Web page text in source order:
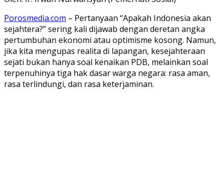
Porosmedia.com – ​Pertanyaan “Apakah Indonesia akan
sejahtera?” sering kali dijawab dengan deretan angka
pertumbuhan ekonomi atau optimisme kosong. Namun,
jika kita mengupas realita di lapangan, kesejahteraan
sejati bukan hanya soal kenaikan PDB, melainkan soal
terpenuhinya tiga hak dasar warga negara: rasa aman,
rasa terlindungi, dan rasa keterjaminan.